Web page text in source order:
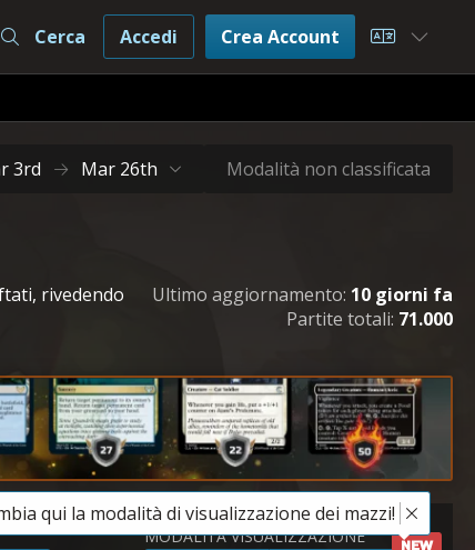
Cerca Accedi Crea Account Choose
3rd Mar 26th Modalità non classificata
rivedendo
Ultimo aggiornamento: 10 giorni fa
Partite totali: 71.000
MODALITÀ VISUALIZZAZIONE
qui la modalità di visualizzazione dei mazzi!